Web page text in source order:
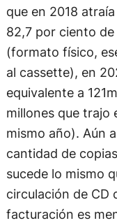
que en 2018
82,7 por ciento
(formato físico,
al cassette), en
equivalente a
millones que trajo
mismo año). Aún
cantidad de
sucede lo mismo
circulación de CD
facturación es